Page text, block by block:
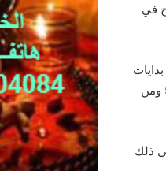
في
سورة البقرة وآية الكرسي وخواتيم سورة البقرة، وقراءة الآية 18، 26، 27، من سورة آل عمران، وقراءة الآيات من 54: 57 ومن
ذلك